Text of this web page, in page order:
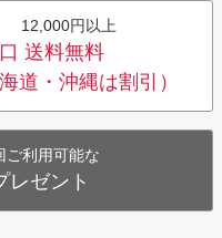
12,000円以上
送料無料
海道・沖縄は割引）
ご利用可能な
レゼント